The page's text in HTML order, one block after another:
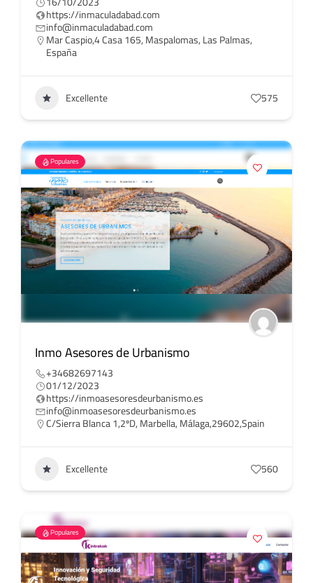
https://inmaculadabad.com
info@inmaculadabad.com
Mar Caspio,4 Casa 165, Maspalomas, Las Palmas,
España
Excellente 575
Populares
Inmo Asesores de Urbanismo
+34682697143
01/12/2023
https://inmoasesoresdeurbanismo.es
info@inmoasesoresdeurbanismo.es
C/Sierra Blanca 1,2ºD, Marbella, Málaga,29602,Spain
Excellente 560
Populares